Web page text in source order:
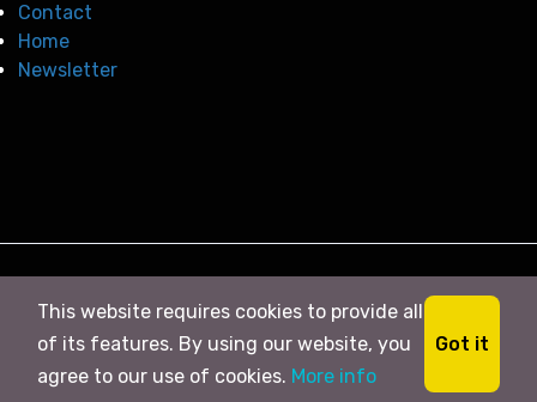
Contact
Home
Newsletter
© 2026 সি নিউজ . All right Reserved
This website requires cookies to provide all
of its features. By using our website, you
agree to our use of cookies. More info
Got it